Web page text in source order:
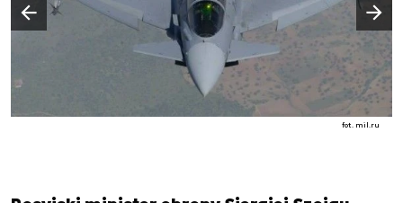
fot. mil.ru
Poprzedni slajd